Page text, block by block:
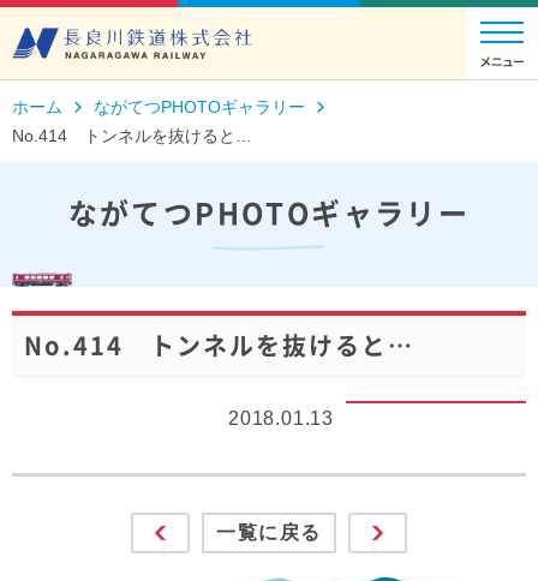
ホーム
ながてつPHOTOギャラリー
No.414 トンネルを抜けると…
ながてつPHOTOギャラリー
No.414 トンネルを抜けると…
2018.01.13
一覧に戻る